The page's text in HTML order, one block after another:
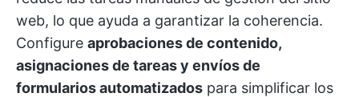
web, lo que ayuda a garantizar la coherencia.
Configure aprobaciones de contenido,
asignaciones de tareas y envíos de
formularios automatizados para simplificar los